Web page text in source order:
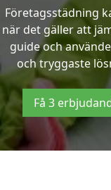
Företagsstädning
när det gäller att
guide och
och tryggaste
Få 3